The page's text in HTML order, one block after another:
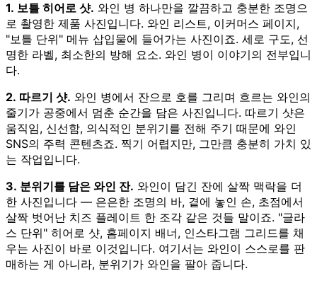
1. 보틀 히어로 샷. 와인 병 하나만을 깔끔하고 충분한 조명으
로 촬영한 제품 사진입니다. 와인 리스트, 이커머스 페이지,
"보틀 단위" 메뉴 삽입물에 들어가는 사진이죠. 세로 구도, 선
명한 라벨, 최소한의 방해 요소. 와인 병이 이야기의 전부입니
다.
2. 따르기 샷. 와인 병에서 잔으로 호를 그리며 흐르는 와인의
줄기가 공중에서 멈춘 순간을 담은 사진입니다. 따르기 샷은
움직임, 신선함, 의식적인 분위기를 전해 주기 때문에 와인
SNS의 주력 콘텐츠죠. 찍기 어렵지만, 그만큼 충분히 가치 있
는 작업입니다.
3. 분위기를 담은 와인 잔. 와인이 담긴 잔에 살짝 맥락을 더
한 사진입니다 — 은은한 조명의 바, 곁에 놓인 손, 초점에서
살짝 벗어난 치즈 플레이트 한 조각 같은 것들 말이죠. "글라
스 단위" 히어로 샷, 홈페이지 배너, 인스타그램 그리드를 채
우는 사진이 바로 이것입니다. 여기서는 와인이 스스로를 판
매하는 게 아니라, 분위기가 와인을 팔아 줍니다.